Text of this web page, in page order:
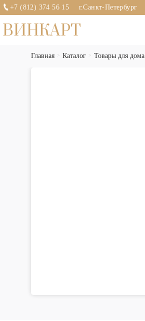
+7 (812) 374 56 15 г.Санкт-Петербург
ВИНКАРТ
Главная Каталог Товары для дома